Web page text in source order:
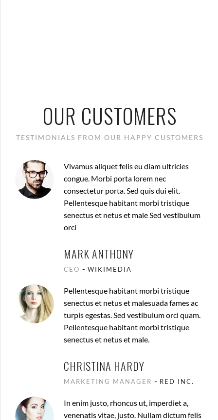
OUR CUSTOMERS
TESTIMONIALS FROM OUR HAPPY CUSTOMERS
Vivamus aliquet felis eu diam ultricies
congue. Morbi porta lorem nec
consectetur porta. Sed quis dui elit.
Pellentesque habitant morbi tristique
senectus et netus et male Sed vestibulum
orci
MARK ANTHONY
CEO - WIKIMEDIA
Pellentesque habitant morbi tristique
senectus et netus et malesuada fames ac
turpis egestas. Sed vestibulum orci quam.
Pellentesque habitant morbi tristique
senectus et netus et male.
CHRISTINA HARDY
MARKETING MANAGER - RED INC.
In enim justo, rhoncus ut, imperdiet a,
venenatis vitae, justo. Nullam dictum felis